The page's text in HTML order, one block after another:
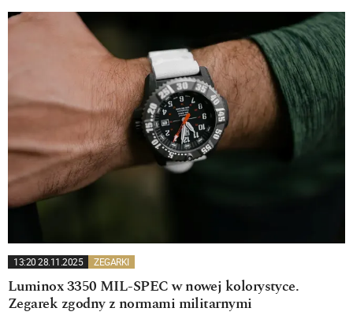
13:20 28.11.2025 ZEGARKI
Luminox 3350 MIL-SPEC w nowej kolorystyce.
Zegarek zgodny z normami militarnymi